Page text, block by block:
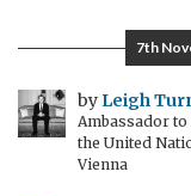
Henry
Moore
in
Wien:
7th
by Leigh
Ambassador
the United
Vienna